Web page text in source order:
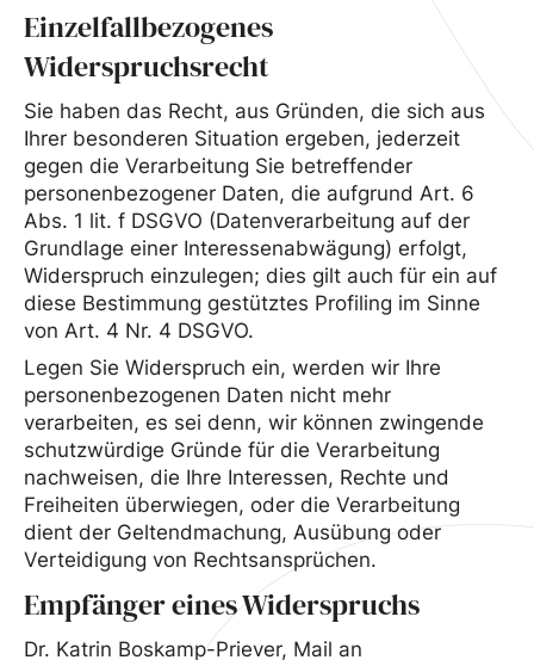
Einzelfallbezogenes
Widerspruchsrecht
Sie haben das Recht, aus Gründen, die sich aus
Ihrer besonderen Situation ergeben, jederzeit
gegen die Verarbeitung Sie betreffender
personenbezogener Daten, die aufgrund Art. 6
Abs. 1 lit. f DSGVO (Datenverarbeitung auf der
Grundlage einer Interessenabwägung) erfolgt,
Widerspruch einzulegen; dies gilt auch für ein auf
diese Bestimmung gestütztes Profiling im Sinne
von Art. 4 Nr. 4 DSGVO.
Legen Sie Widerspruch ein, werden wir Ihre
personenbezogenen Daten nicht mehr
verarbeiten, es sei denn, wir können zwingende
schutzwürdige Gründe für die Verarbeitung
nachweisen, die Ihre Interessen, Rechte und
Freiheiten überwiegen, oder die Verarbeitung
dient der Geltendmachung, Ausübung oder
Verteidigung von Rechtsansprüchen.
Empfänger eines Widerspruchs
Dr. Katrin Boskamp-Priever, Mail an